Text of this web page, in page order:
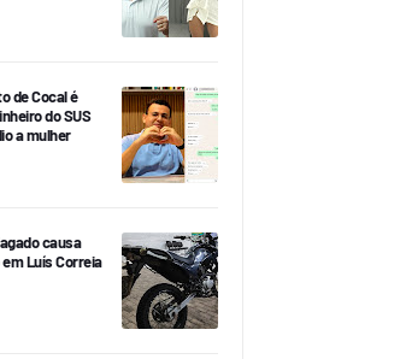
de Cocal é
do SUS
a mulher
causa
Luís Correia